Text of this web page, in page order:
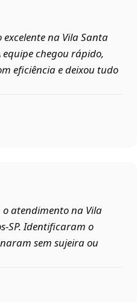
na Vila Santa
equipe chegou rápido,
eficiência e deixou tudo
atendimento na Vila
Identificaram o
sem sujeira ou